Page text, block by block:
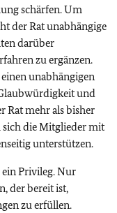
schärfen. Um
der Rat unabhängige
darüber
zu ergänzen.
unabhängigen
und
Rat mehr als bisher
die Mitglieder mit
unterstützen.
ein Privileg. Nur
der bereit ist,
zu erfüllen.